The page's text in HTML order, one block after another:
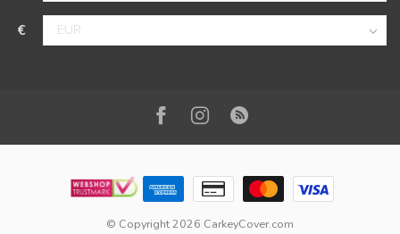
€
© Copyright 2026 CarkeyCover.com